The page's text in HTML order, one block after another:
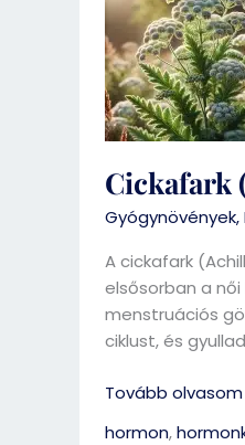
Cickafark
Gyógynövények,
A cickafark
elsősorban a
menstruációs
ciklust, és
(Achillea
millefolium)
Tovább olvasom
hormon,